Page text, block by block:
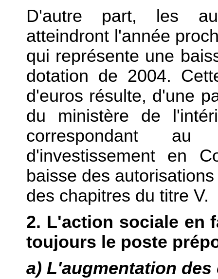
D'autre part, les
atteindront l'année
qui représente une
dotation de 2004.
d'euros résulte, d'une
du ministère de
correspondant au
d'investissement en
baisse des
des chapitres du titre V.
2. L'action sociale en
toujours le poste
a) L'augmentation des